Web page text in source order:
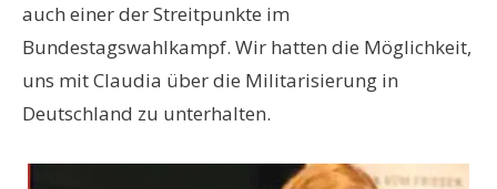
auch einer der Streitpunkte im
Bundestagswahlkampf. Wir hatten die Möglichkeit,
uns mit Claudia über die Militarisierung in
Deutschland zu unterhalten.